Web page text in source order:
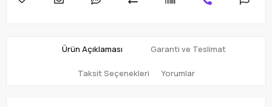
Ürün Açıklaması Garanti ve Teslimat
Taksit Seçenekleri Yorumlar